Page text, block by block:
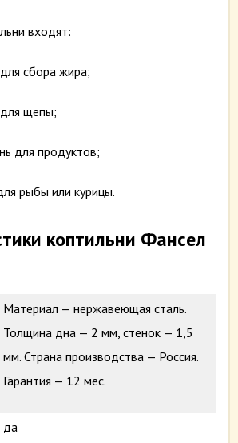
входят:
сбора жира;
щепы;
для продуктов;
рыбы или курицы.
коптильни Фансел
Материал — нержавеющая сталь.
Толщина дна — 2 мм, стенок — 1,5
мм. Страна производства — Россия.
Гарантия — 12 мес.
да